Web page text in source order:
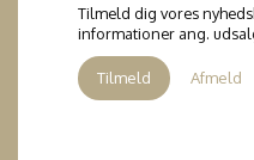
Tilmeld dig vores
informationer ang.
Tilmeld Afmeld